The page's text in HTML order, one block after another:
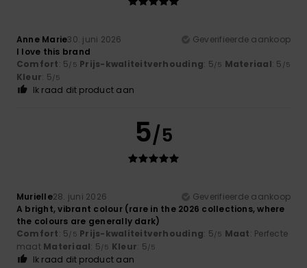
Anne Marie30. juni 2026
Geverifieerde aankoop
I love this brand
Comfort: 5/5 Prijs-kwaliteitverhouding: 5/5 Materiaal: 5 /5
Kleur: 5/5
Ik raad dit product aan
5/5
Murielle28. juni 2026
Geverifieerde aankoop
A bright, vibrant colour (rare in the 2026 collections, where
the colours are generally dark)
Comfort: 5/5 Prijs-kwaliteitverhouding: 5/5 Maat: Perfecte
maat Materiaal: 5/5 Kleur: 5/5
Ik raad dit product aan